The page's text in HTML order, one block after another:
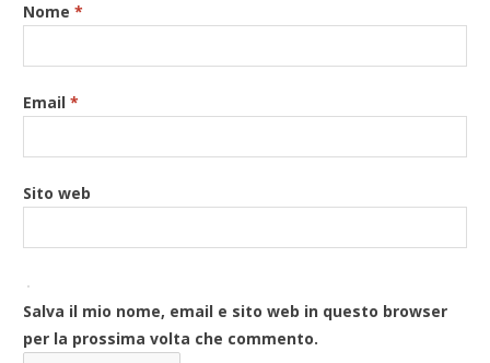
Nome*
Email*
Sito web
Salva il mio nome, email e sito web in questo browser
per la prossima volta che commento.